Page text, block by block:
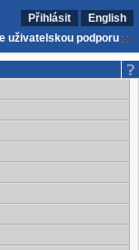
Přihlásit
English
uživatelskou podporu